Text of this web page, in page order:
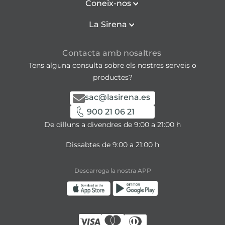
Coneix-nos
La Sirena
Contacta amb nosaltres
Tens alguna consulta sobre els nostres serveis o
productes?
sac@lasirena.es
900 21 06 21
De dilluns a divendres de 9:00 a 21:00 h
Dissabtes de 9:00 a 21:00 h
Descarrega la nostra APP